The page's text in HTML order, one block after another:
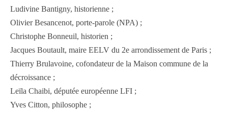
Ludivine Bantigny, historienne ;
Olivier Besancenot, porte-parole (NPA) ;
Christophe Bonneuil, historien ;
Jacques Boutault, maire EELV du 2e arrondissement de Paris ;
Thierry Brulavoine, cofondateur de la Maison commune de la
décroissance ;
Leïla Chaibi, députée européenne LFI ;
Yves Citton, philosophe ;